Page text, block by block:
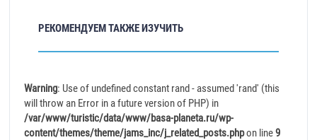
РЕКОМЕНДУЕМ ТАКЖЕ ИЗУЧИТЬ
Warning: Use of undefined constant rand - assumed 'rand' (this
will throw an Error in a future version of PHP) in
/var/www/turistic/data/www/basa-planeta.ru/wp-
content/themes/theme/jams_inc/j_related_posts.phpon line9